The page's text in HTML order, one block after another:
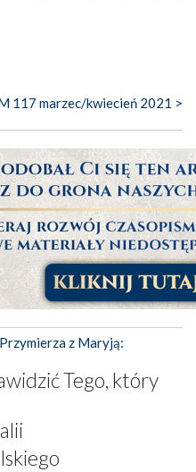
117 marzec/kwiecień 2021 >
z Maryją:
Tego, który